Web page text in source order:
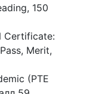
150
Certificate:
Merit,
(PTE